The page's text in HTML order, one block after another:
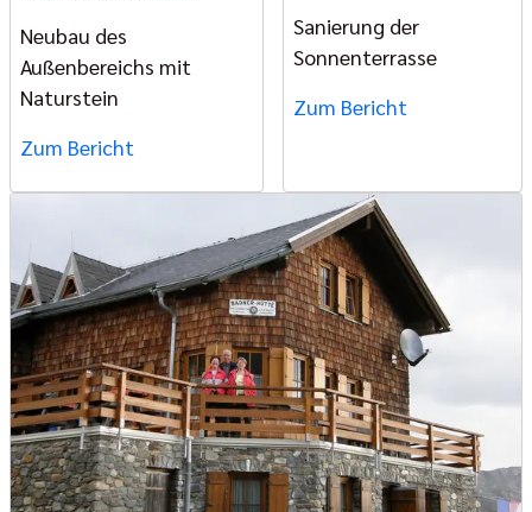
Neubau des
Außenbereichs mit
Naturstein
Zum Bericht
Sanierung der
Sonnenterrasse
Zum Bericht